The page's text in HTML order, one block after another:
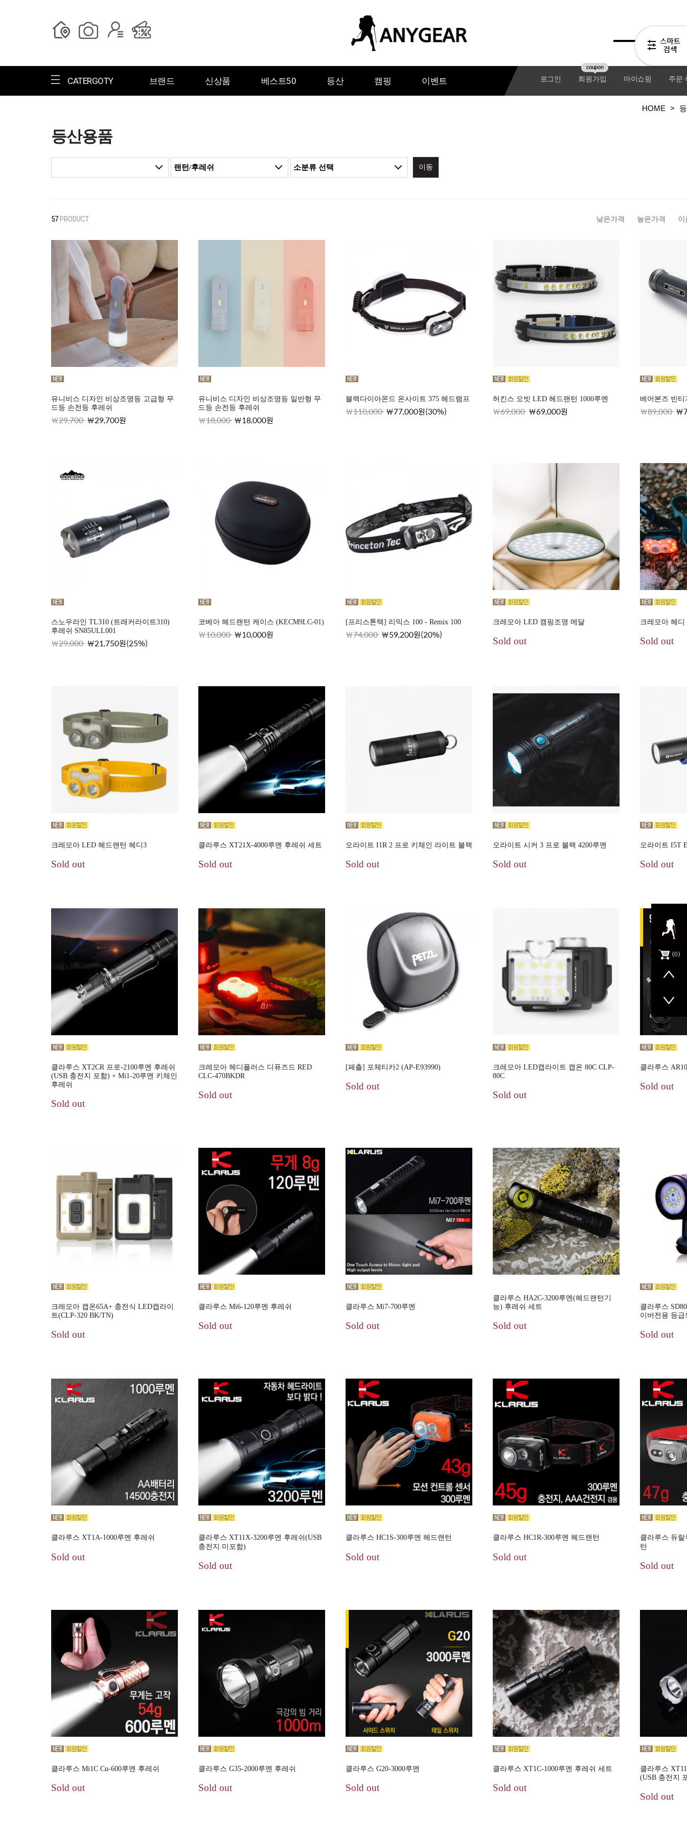
0
CATERGOTY 브랜드 신상품 베스트50 등산 캠핑 이벤트 로그인 회원가입
coupon
마이쇼핑 주문
전체브랜드
ㄱ
HOME >
등산용품
이동
57PRODUCT 낮은가격 높은가격 이
유니비스 디자인 비상조명등 고급형 무
드등 손전등 후레쉬
29,700 29,700원
유니비스 디자인 비상조명등 일반형 무
드등 손전등 후레쉬
18,000 18,000원
블랙다이아몬드 온사이트 375 헤드램프
110,000 77,000원(30%)
허킨스 오빗 LED 헤드랜턴 1000루멘
69,000 69,000원
베어본즈 빈
89,000
스노우라인 TL310 (트래커라이트310)
후레쉬 SN85ULL001
29,000 21,750원(25%)
코베아 헤드랜턴 케이스 (KECM9LC-01)
10,000 10,000원
[프리스톤텍] 리믹스 100 - Remix 100
74,000 59,200원(20%)
크레모아 LED 캠핑조명 메달
Sold out
크레모아 헤디
Sold out
크레모아 LED 헤드랜턴 헤디3
Sold out
클라루스 XT21X-4000루멘 후레쉬 세트
Sold out
오라이트 I1R 2 프로 키체인 라이트 블랙
Sold out
오라이트 시커 3 프로 블랙 4200루멘
Sold out
오라이트 I5T
Sold out
클라루스 XT2CR 프로-2100루멘 후레쉬
(USB 충전지 포함) + Mi1-20루멘 키체인
후레쉬
Sold out
크레모아 헤디플러스 디퓨즈드 RED
CLC-470BKDR
Sold out
[페츨] 포체티카2 (AP-E93990)
Sold out
크레모아 LED캡라이트 캡온 80C CLP-
80C
Sold out
클라루스
Sold out
크레모아 캡온65A+ 충전식 LED캡라이
트(CLP-320 BK/TN)
Sold out
클라루스 Mi6-120루멘 후레쉬
Sold out
클라루스 Mi7-700루멘
Sold out
클라루스 HA2C-3200루멘(헤드랜턴기
능) 후레쉬 세트
Sold out
클라루스
이버전용 등급
Sold out
클라루스 XT1A-1000루멘 후레쉬
Sold out
클라루스 XT11X-3200루멘 후레쉬(USB
충전지 미포함)
Sold out
클라루스 HC1S-300루멘 헤드랜턴
Sold out
클라루스 HC1R-300루멘 헤드랜턴
Sold out
클라루스 듀
턴
Sold out
클라루스 Mi1C Cu-600루멘 후레쉬
Sold out
클라루스 G35-2000루멘 후레쉬
Sold out
클라루스 G20-3000루멘
Sold out
클라루스 XT1C-1000루멘 후레쉬 세트
Sold out
클라루스
(USB 충전지
Sold out